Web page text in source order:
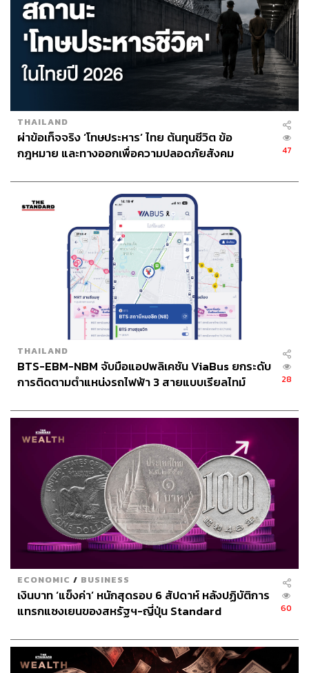
THAILAND
ผ่าข้อเท็จจริง ‘โทษประหาร’ ไทย ต้นทุนชีวิต ข้อ
กฎหมาย และทางออกเพื่อความปลอดภัยสังคม
47
THAILAND
BTS-EBM-NBM จับมือแอปพลิเคชัน ViaBus ยกระดับ
การติดตามตำแหน่งรถไฟฟ้า 3 สายแบบเรียลไทม์
28
ECONOMIC / BUSINESS
เงินบาท ‘แข็งค่า’ หนักสุดรอบ 6 สัปดาห์ หลังปฏิบัติการ
แทรกแซงเยนของสหรัฐฯ-ญี่ปุ่น Standard
ต่อดอลลาร์
60